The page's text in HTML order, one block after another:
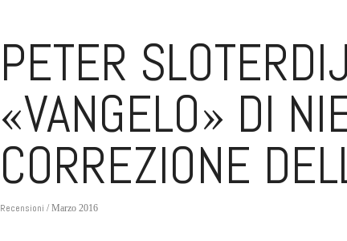
PETER
«VANGELO» DI
CORREZIONE
Recensioni / Marzo 2016